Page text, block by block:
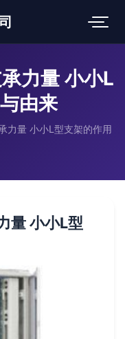
力量 小小L
由来
力量 小小L型支架的作用
量 小小L型